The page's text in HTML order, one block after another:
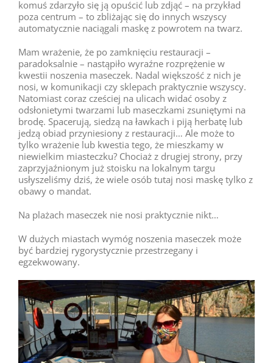
komuś zdarzyło się ją opuścić lub zdjąć – na przykład
poza centrum – to zbliżając się do innych wszyscy
automatycznie naciągali maskę z powrotem na twarz.
Mam wrażenie, że po zamknięciu restauracji –
paradoksalnie – nastąpiło wyraźne rozprężenie w
kwestii noszenia maseczek. Nadal większość z nich je
nosi, w komunikacji czy sklepach praktycznie wszyscy.
Natomiast coraz cześciej na ulicach widać osoby z
odsłonietymi twarzami lub maseczkami zsuniętymi na
brodę. Spacerują, siedzą na ławkach i piją herbatę lub
jedzą obiad przyniesiony z restauracji… Ale może to
tylko wrażenie lub kwestia tego, że mieszkamy w
niewielkim miasteczku? Chociaż z drugiej strony, przy
zaprzyjaźnionym już stoisku na lokalnym targu
usłyszeliśmy dziś, że wiele osób tutaj nosi maskę tylko z
obawy o mandat.
Na plażach maseczek nie nosi praktycznie nikt…
W dużych miastach wymóg noszenia maseczek może
być bardziej rygorystycznie przestrzegany i
egzekwowany.